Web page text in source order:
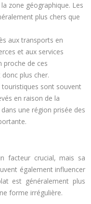
zone géographique. Les
plus chers que
aux transports en
et aux services
proche de ces
plus cher.
touristiques sont souvent
en raison de la
une région prisée des
facteur crucial, mais sa
également influencer
est généralement plus
forme irrégulière.